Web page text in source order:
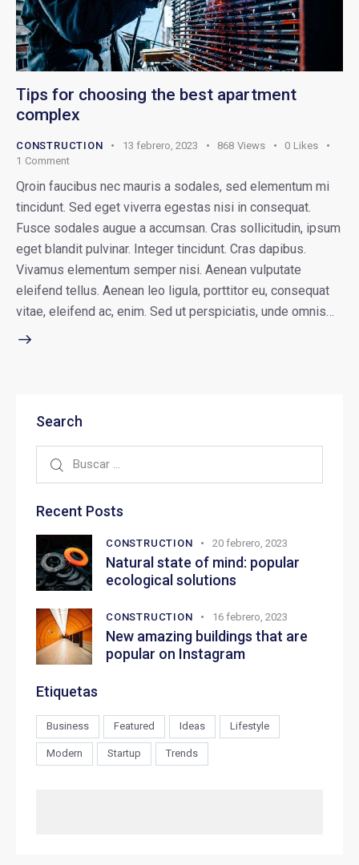
Tips for choosing the best apartment
complex
CONSTRUCTION 13 febrero, 2023 868 Views 0 Likes
1 Comment
Qroin faucibus nec mauris a sodales, sed elementum mi
tincidunt. Sed eget viverra egestas nisi in consequat.
Fusce sodales augue a accumsan. Cras sollicitudin, ipsum
eget blandit pulvinar. Integer tincidunt. Cras dapibus.
Vivamus elementum semper nisi. Aenean vulputate
eleifend tellus. Aenean leo ligula, porttitor eu, consequat
vitae, eleifend ac, enim. Sed ut perspiciatis, unde omnis…
Search
Recent Posts
CONSTRUCTION 20 febrero, 2023
Natural state of mind: popular
ecological solutions
CONSTRUCTION 16 febrero, 2023
New amazing buildings that are
popular on Instagram
Etiquetas
Business Featured Ideas Lifestyle
Modern Startup Trends